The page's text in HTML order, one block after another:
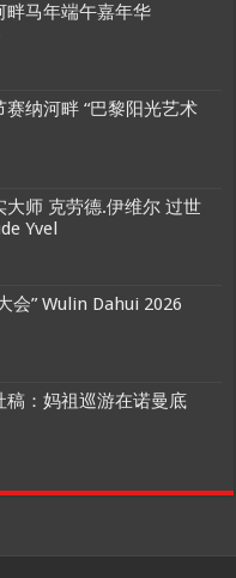
畔马年端午嘉年华
赛纳河畔 “巴黎阳光艺术
大师 克劳德.伊维尔 过世
Yvel
会” Wulin Dahui 2026
稿：妈祖巡游在诺曼底